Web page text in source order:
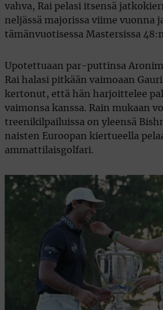
vahva, Rai pelasi itsensä
neljässä majorissa viime vuonna
tämänvuotisessa Mastersissa
Upotettuaan par-puttinsa
Rai halasi pitkään vaimoaan
kertonut, että hän harjoittelee
vaimonsa kanssa. Rain mukaan
treenikilpailuissa on yleensä
naisten Euroopan kiertueella
ammattilaisgolfari.